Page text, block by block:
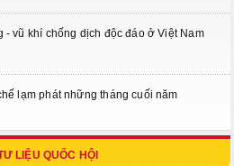
- vũ khí chống dịch độc đáo ở Việt Nam
lạm phát những tháng cuối năm
LIỆU QUỐC HỘI